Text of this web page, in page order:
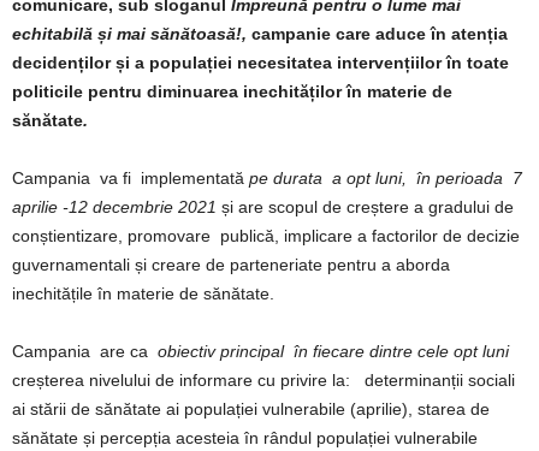
comunicare, sub sloganul Împreună pentru o lume mai
echitabilă și mai sănătoasă!, campanie care aduce în atenția
decidenților și a populației necesitatea intervențiilor în toate
politicile pentru diminuarea inechităților în materie de
sănătate.
Campania va fi implementată pe durata a opt luni, în perioada 7
aprilie -12 decembrie 2021 și are scopul de creștere a gradului de
conștientizare, promovare publică, implicare a factorilor de decizie
guvernamentali și creare de parteneriate pentru a aborda
inechitățile în materie de sănătate.
Campania are ca obiectiv principal în fiecare dintre cele opt luni
creșterea nivelului de informare cu privire la: determinanții sociali
ai stării de sănătate ai populației vulnerabile (aprilie), starea de
sănătate și percepția acesteia în rândul populației vulnerabile